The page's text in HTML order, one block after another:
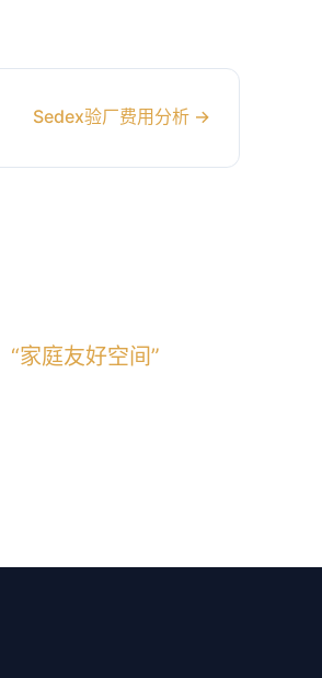
Sedex验厂费用分析 →
家庭友好空间”